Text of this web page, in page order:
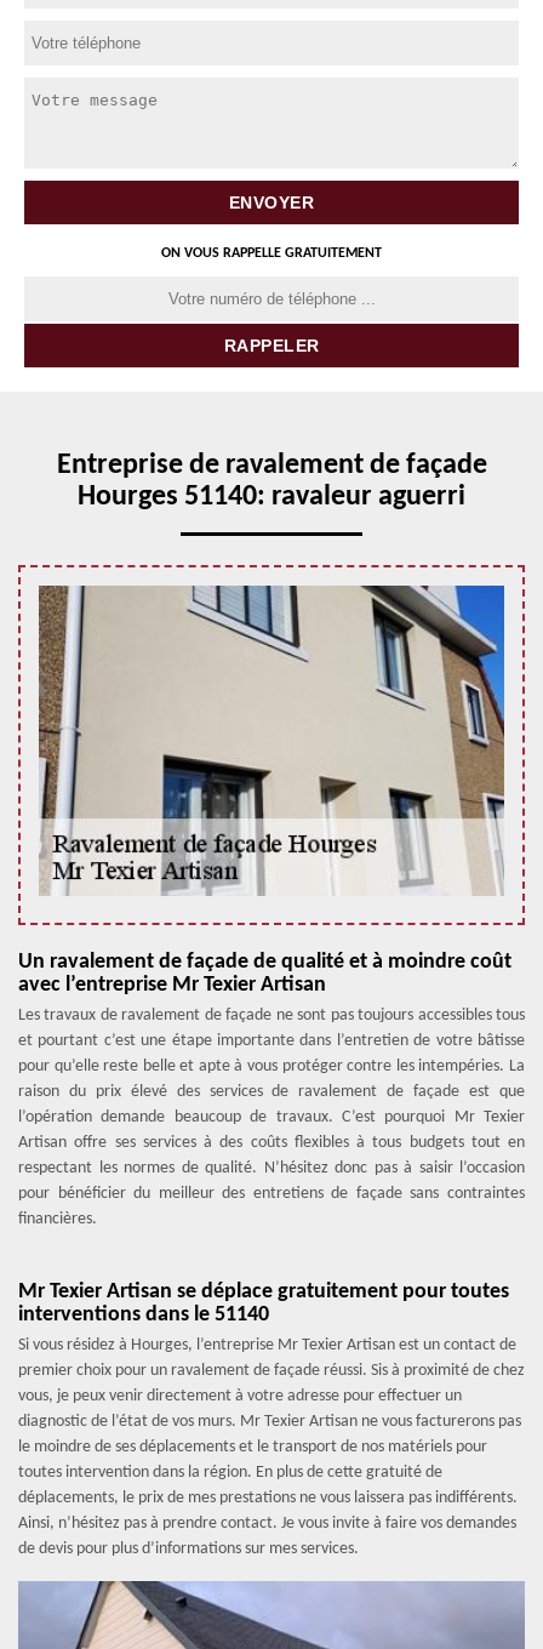
ON VOUS RAPPELLE GRATUITEMENT
Entreprise de ravalement de façade
Hourges 51140: ravaleur aguerri
Un ravalement de façade de qualité et à moindre coût
avec l’entreprise Mr Texier Artisan
Les travaux de ravalement de façade ne sont pas toujours accessibles tous
et pourtant c’est une étape importante dans l’entretien de votre bâtisse
pour qu’elle reste belle et apte à vous protéger contre les intempéries. La
raison du prix élevé des services de ravalement de façade est que
l’opération demande beaucoup de travaux. C’est pourquoi Mr Texier
Artisan offre ses services à des coûts flexibles à tous budgets tout en
respectant les normes de qualité. N’hésitez donc pas à saisir l’occasion
pour bénéficier du meilleur des entretiens de façade sans contraintes
financières.
Mr Texier Artisan se déplace gratuitement pour toutes
interventions dans le 51140
Si vous résidez à Hourges, l’entreprise Mr Texier Artisan est un contact de
premier choix pour un ravalement de façade réussi. Sis à proximité de chez
vous, je peux venir directement à votre adresse pour effectuer un
diagnostic de l’état de vos murs. Mr Texier Artisan ne vous facturerons pas
le moindre de ses déplacements et le transport de nos matériels pour
toutes intervention dans la région. En plus de cette gratuité de
déplacements, le prix de mes prestations ne vous laissera pas indifférents.
Ainsi, n’hésitez pas à prendre contact. Je vous invite à faire vos demandes
de devis pour plus d’informations sur mes services.